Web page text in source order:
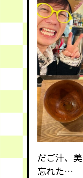
だご汁、
忘れた…